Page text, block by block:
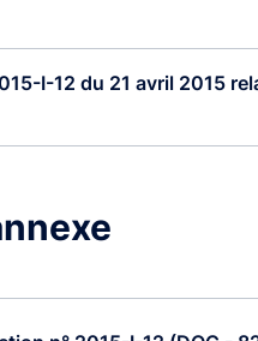
I-12 du 21 avril 2015